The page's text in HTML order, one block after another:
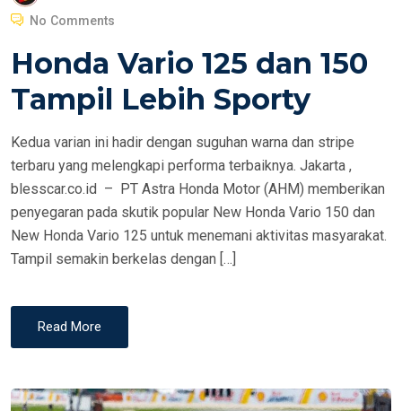
T
D
N
No Comments
Honda Vario 125 dan 150
Tampil Lebih Sporty
Kedua varian ini hadir dengan suguhan warna dan stripe
terbaru yang melengkapi performa terbaiknya. Jakarta ,
blesscar.co.id – PT Astra Honda Motor (AHM) memberikan
penyegaran pada skutik popular New Honda Vario 150 dan
New Honda Vario 125 untuk menemani aktivitas masyarakat.
Tampil semakin berkelas dengan […]
Read More